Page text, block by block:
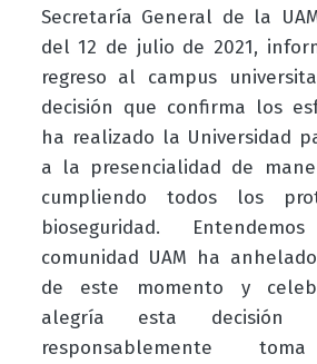
Secretaría General de la
del 12 de julio de 2021,
regreso al campus
decisión que confirma los
ha realizado la Universidad
a la presencialidad de
cumpliendo todos los
bioseguridad.
comunidad UAM ha
de este momento y
alegría esta decisión
responsablemente